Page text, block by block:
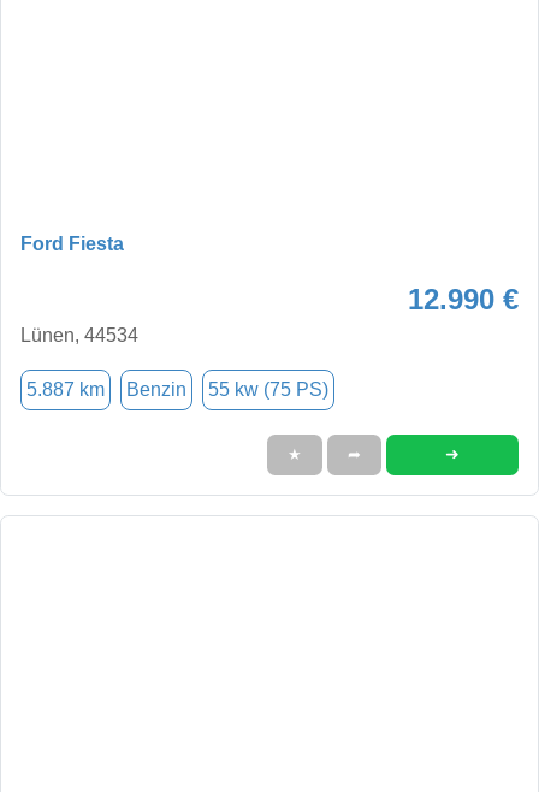
Ford Fiesta
12.990 €
Lünen, 44534
5.887 km Benzin 55 kw (75 PS)
★ ➦ ➜